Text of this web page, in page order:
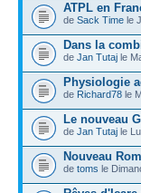
ATPL en
de Sack Time le
Dans la
de Jan Tutaj le
Physiologie
de Richard78 le
Le nouveau
de Jan Tutaj le
Nouveau
de toms le